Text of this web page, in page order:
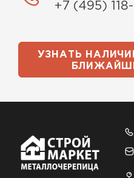
+7 (495)
УЗНАТЬ